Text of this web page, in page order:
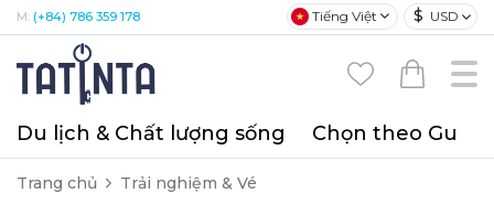
M: (+84) 786 359 178 Tiếng Việt $ USD
Du lịch & Chất lượng sống Chọn theo Gu
Trang chủ Trải nghiệm & Vé